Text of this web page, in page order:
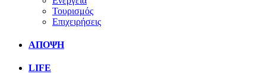
Τουρισμός
Επιχειρήσεις
ΑΠΟΨΗ
LIFE